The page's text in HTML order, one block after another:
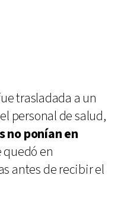
trasladada a un
personal de salud,
no ponían en
quedó en
antes de recibir el